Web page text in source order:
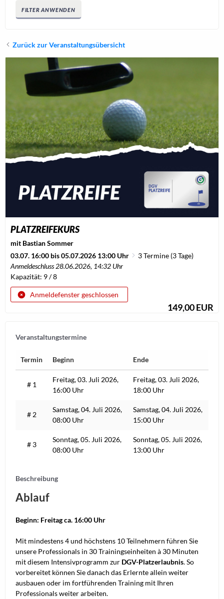
FILTER ANWENDEN
Zurück zur Veranstaltungsübersicht
PLATZREIFEKURS
mit Bastian Sommer
03.07. 16:00 bis 05.07.2026 13:00 Uhr
3 Termine (3 Tage)
Anmeldeschluss 28.06.2026, 14:32 Uhr
Kapazität: 9 / 8
Anmeldefenster geschlossen
149,00 EUR
Veranstaltungstermine
Termin Beginn Ende
# 1
Freitag, 03. Juli 2026,
16:00 Uhr
Freitag, 03. Juli 2026,
18:00 Uhr
# 2
Samstag, 04. Juli 2026,
08:00 Uhr
Samstag, 04. Juli 2026,
15:00 Uhr
# 3
Sonntag, 05. Juli 2026,
08:00 Uhr
Sonntag, 05. Juli 2026,
13:00 Uhr
Beschreibung
Ablauf
Beginn: Freitag ca. 16:00 Uhr
Mit mindestens 4 und höchstens 10 Teilnehmern führen Sie
unsere Professionals in 30 Trainingseinheiten à 30 Minuten
mit diesem Intensivprogramm zur DGV-Platzerlaubnis. So
vorbereitet können Sie danach das Erlernte allein weiter
ausbauen oder im fortführenden Training mit Ihren
Professionals weiter arbeiten.